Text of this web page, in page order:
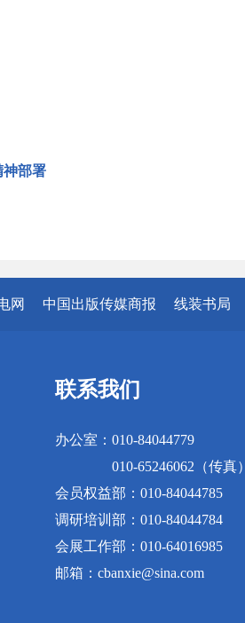
神部署
网 中国出版传媒商报 线装书局
联系我们
办公室：010-84044779
010-65246062（传真）
会员权益部：010-84044785
调研培训部：010-84044784
会展工作部：010-64016985
邮箱：cbanxie@sina.com